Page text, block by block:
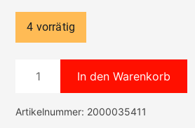
4 vorrätig
Plancha
Menge
In den Warenkorb
Artikelnummer: 2000035411